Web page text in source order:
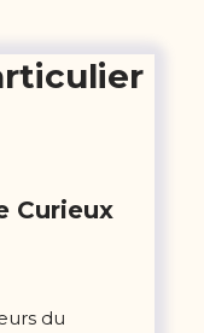
Curieux
du